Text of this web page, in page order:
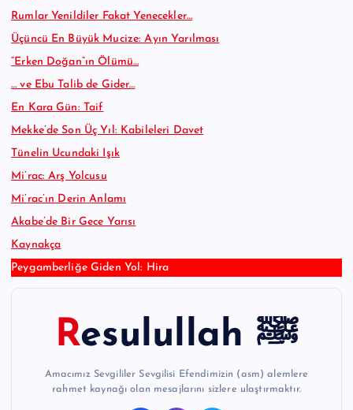
Rumlar Yenildiler Fakat Yenecekler…
Üçüncü En Büyük Mucize: Ayın Yarılması
“Erken Doğan”ın Ölümü…
… ve Ebu Talib de Gider…
En Kara Gün: Taif
Mekke’de Son Üç Yıl: Kabileleri Davet
Tünelin Ucundaki Işık
Mi’rac: Arş Yolcusu
Mi’rac’ın Derin Anlamı
Akabe’de Bir Gece Yarısı
Kaynakça
Peygamberliğe Giden Yol: Hira
Resulullah ﷺ
Amacımız Sevgililer Sevgilisi Efendimizin (asm) alemlere
rahmet kaynağı olan mesajlarını sizlere ulaştırmaktır.